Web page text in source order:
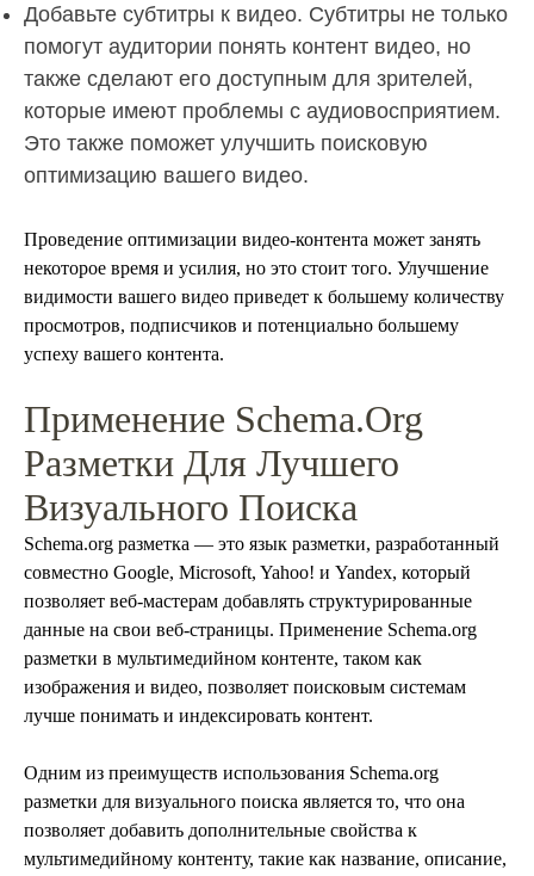
Добавьте субтитры к видео. Субтитры не только
помогут аудитории понять контент видео, но
также сделают его доступным для зрителей,
которые имеют проблемы с аудиовосприятием.
Это также поможет улучшить поисковую
оптимизацию вашего видео.
Проведение оптимизации видео-контента может занять
некоторое время и усилия, но это стоит того. Улучшение
видимости вашего видео приведет к большему количеству
просмотров, подписчиков и потенциально большему
успеху вашего контента.
Применение Schema.org
Разметки Для Лучшего
Визуального Поиска
Schema.org разметка — это язык разметки, разработанный
совместно Google, Microsoft, Yahoo! и Yandex, который
позволяет веб-мастерам добавлять структурированные
данные на свои веб-страницы. Применение Schema.org
разметки в мультимедийном контенте, таком как
изображения и видео, позволяет поисковым системам
лучше понимать и индексировать контент.
Одним из преимуществ использования Schema.org
разметки для визуального поиска является то, что она
позволяет добавить дополнительные свойства к
мультимедийному контенту, такие как название, описание,